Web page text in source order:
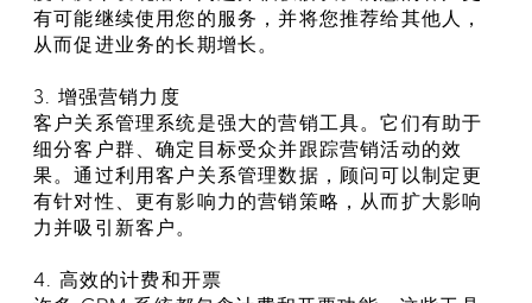
有可能继续使用您的服务，并将您推荐给其他人，
从而促进业务的长期增长。
3. 增强营销力度
客户关系管理系统是强大的营销工具。它们有助于
细分客户群、确定目标受众并跟踪营销活动的效
果。通过利用客户关系管理数据，顾问可以制定更
有针对性、更有影响力的营销策略，从而扩大影响
力并吸引新客户。
4. 高效的计费和开票